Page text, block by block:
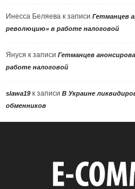
Инесса Беляева к записи Гетманцев
революцию» в работе налоговой
Януся к записи Гетманцев
работе налоговой
slawa19 к записи В Украине
обменников